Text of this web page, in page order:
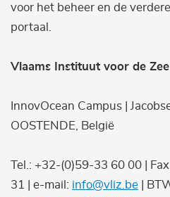
voor het beheer en de
portaal.
Vlaams Instituut voor de Zee
InnovOcean Campus |
OOSTENDE, België
Tel.: +32-(0)59-33 60 00 |
31 | e-mail: info@vliz.be |